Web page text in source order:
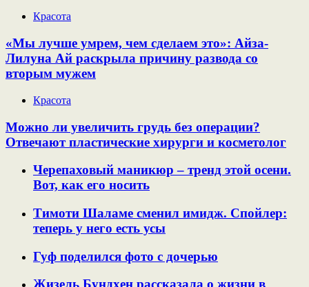
Красота
«Мы лучше умрем, чем сделаем это»: Айза-
Лилуна Ай раскрыла причину развода со
вторым мужем
Красота
Можно ли увеличить грудь без операции?
Отвечают пластические хирурги и косметолог
Черепаховый маникюр – тренд этой осени.
Вот, как его носить
Тимоти Шаламе сменил имидж. Спойлер:
теперь у него есть усы
Гуф поделился фото с дочерью